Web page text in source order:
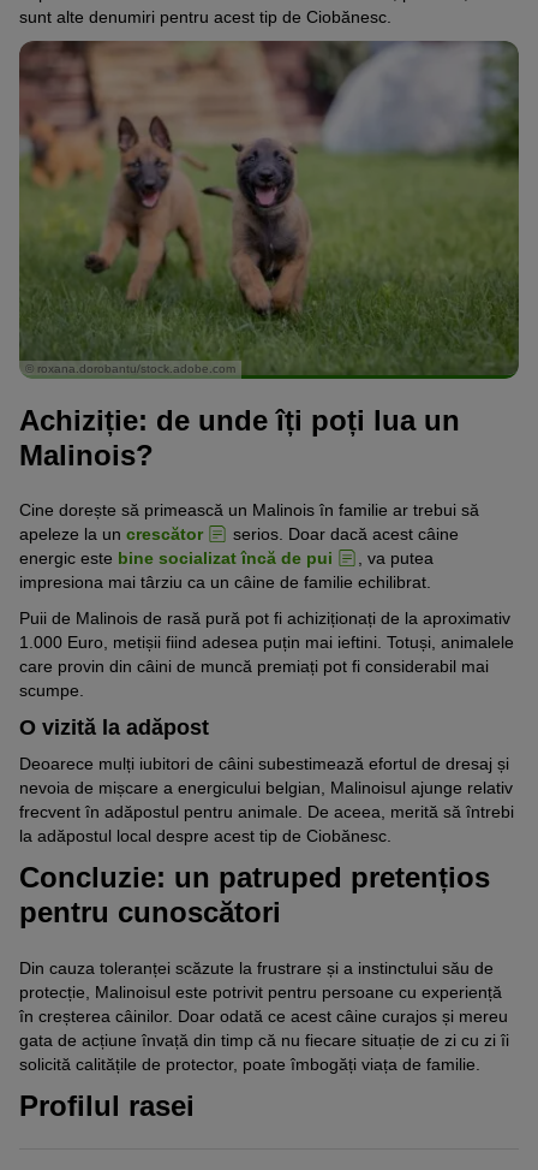
sunt alte denumiri pentru acest tip de Ciobănesc.
© roxana.dorobantu/stock.adobe.com
Achiziție: de unde îți poți lua un
Malinois?
Cine dorește să primească un Malinois în familie ar trebui să
apeleze la un crescător
serios. Doar dacă acest câine
energic este bine socializat încă de pui
, va putea
impresiona mai târziu ca un câine de familie echilibrat.
Puii de Malinois de rasă pură pot fi achiziționați de la aproximativ
1.000 Euro, metișii fiind adesea puțin mai ieftini. Totuși, animalele
care provin din câini de muncă premiați pot fi considerabil mai
scumpe.
O vizită la adăpost
Deoarece mulți iubitori de câini subestimează efortul de dresaj și
nevoia de mișcare a energicului belgian, Malinoisul ajunge relativ
frecvent în adăpostul pentru animale. De aceea, merită să întrebi
la adăpostul local despre acest tip de Ciobănesc.
Concluzie: un patruped pretențios
pentru cunoscători
Din cauza toleranței scăzute la frustrare și a instinctului său de
protecție, Malinoisul este potrivit pentru persoane cu experiență
în creșterea câinilor. Doar odată ce acest câine curajos și mereu
gata de acțiune învață din timp că nu fiecare situație de zi cu zi îi
solicită calitățile de protector, poate îmbogăți viața de familie.
Profilul rasei